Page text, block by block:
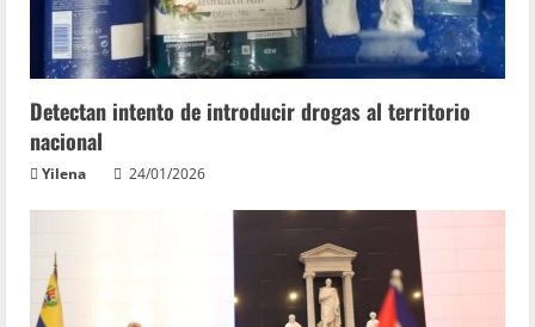
Detectan intento de introducir drogas al territorio
nacional
Yilena 24/01/2026